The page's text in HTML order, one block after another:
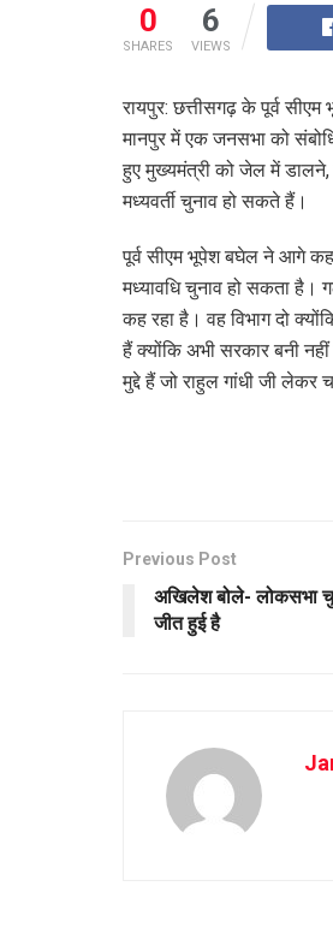
0
SHARES
6
VIEWS
रायपुर: छत्तीसगढ़ के पूर्व
मानपुर में एक जनसभा को
हुए मुख्यमंत्री को जेल में
मध्यवर्ती चुनाव हो सकते हैं।
पूर्व सीएम भूपेश बघेल ने आगे
मध्यावधि चुनाव हो सकता है।
कह रहा है। वह विभाग दो
हैं क्योंकि अभी सरकार बनी
मुद्दे हैं जो राहुल गांधी जी लेकर
Previous Post
अखिलेश बोले- लोकसभा
जीत हुई है